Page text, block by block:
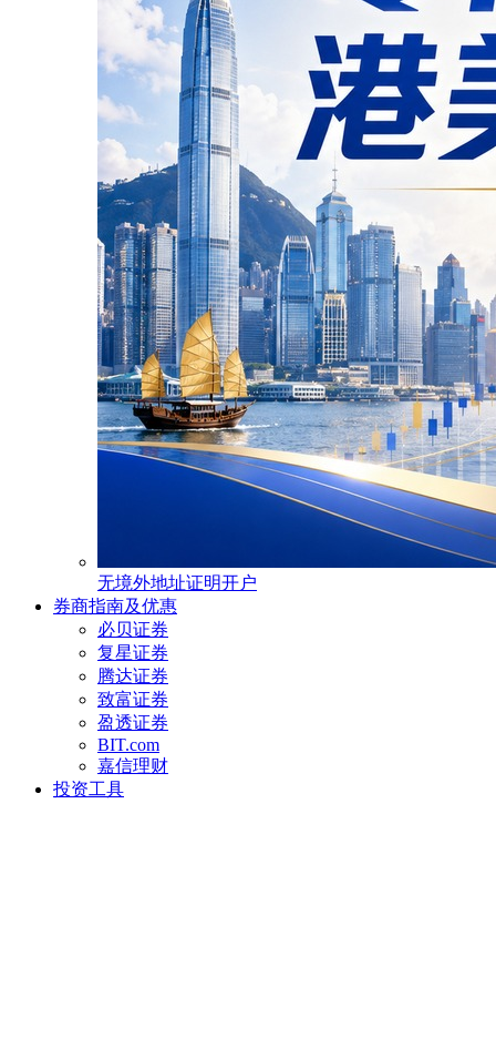
无境外地址证明开户
券商指南及优惠
必贝证券
复星证券
腾达证券
致富证券
盈透证券
BIT.com
嘉信理财
投资工具